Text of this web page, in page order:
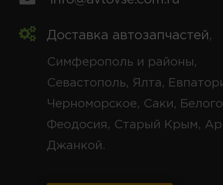
Доставка автозапчастей,
Симферополь и районы,
Севастополь, Ялта,
Черноморское, Саки,
Феодосия, Старый Крым,
Джанкой.